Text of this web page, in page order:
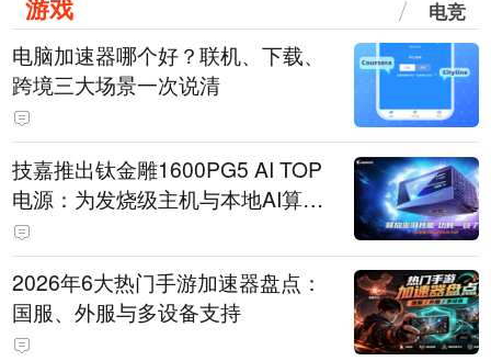
游戏 电竞
电脑加速器哪个好？联机、下载、
跨境三大场景一次说清
技嘉推出钛金雕1600PG5 AI TOP
电源：为发烧级主机与本地AI算力
打造旗舰供电方案
2026年6大热门手游加速器盘点：
国服、外服与多设备支持